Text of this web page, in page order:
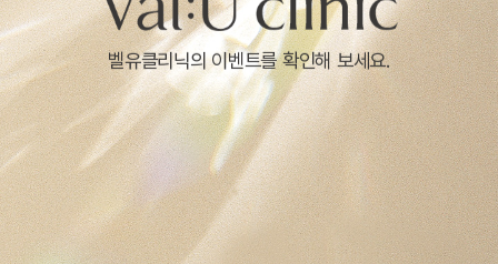
벨유클리닉의 이벤트를 확인해 보세요.